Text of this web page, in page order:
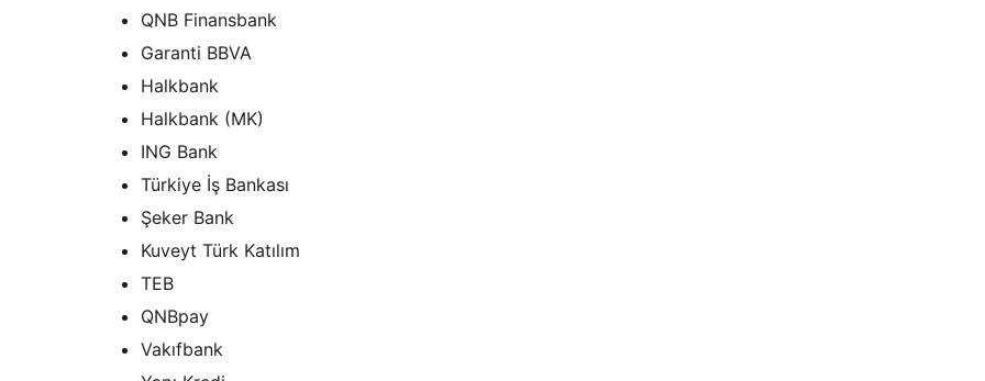
QNB Finansbank
Garanti BBVA
Halkbank
Halkbank (MK)
ING Bank
Türkiye İş Bankası
Şeker Bank
Kuveyt Türk Katılım
TEB
QNBpay
Vakıfbank